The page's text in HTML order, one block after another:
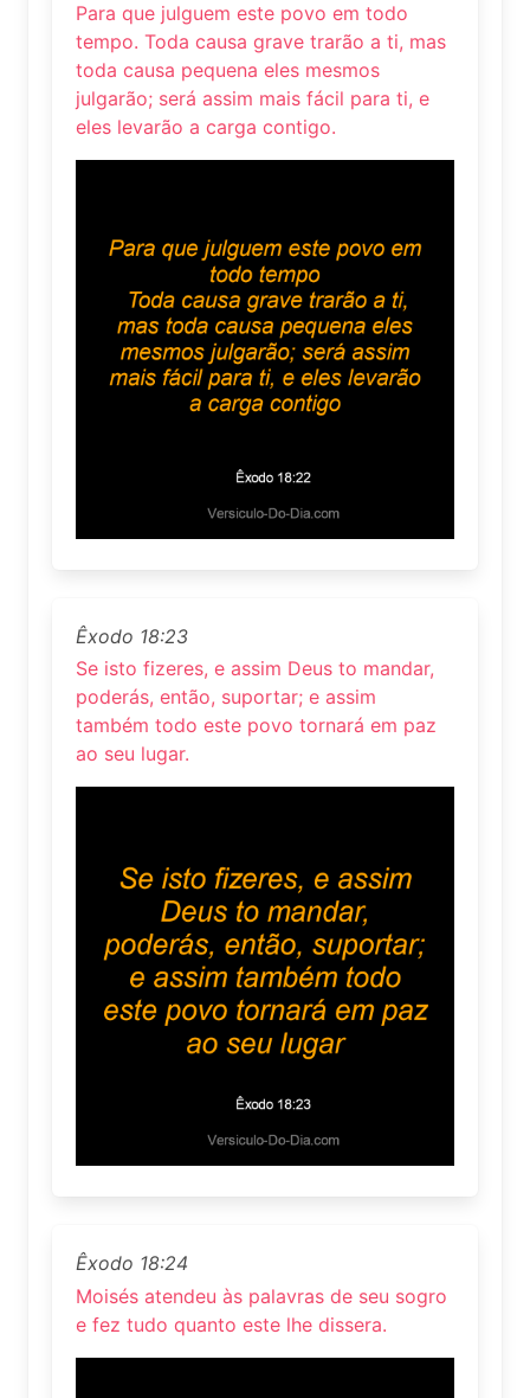
Para que julguem este povo em todo
tempo. Toda causa grave trarão a ti, mas
toda causa pequena eles mesmos
julgarão; será assim mais fácil para ti, e
eles levarão a carga contigo.
Êxodo 18:23
Se isto fizeres, e assim Deus to mandar,
poderás, então, suportar; e assim
também todo este povo tornará em paz
ao seu lugar.
Êxodo 18:24
Moisés atendeu às palavras de seu sogro
e fez tudo quanto este lhe dissera.